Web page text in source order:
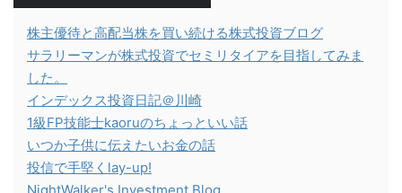
株主優待と高配当株を買い続ける株式投資ブログ
サラリーマンが株式投資でセミリタイアを目指してみま
した。
インデックス投資日記＠川崎
1級FP技能士kaoruのちょっといい話
いつか子供に伝えたいお金の話
投信で手堅くlay-up!